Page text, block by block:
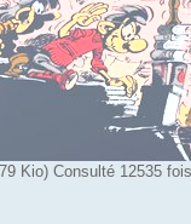
Kio) Consulté 12535 fois